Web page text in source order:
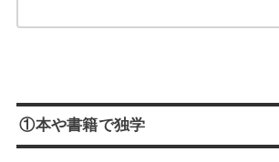
①本や書籍で独学